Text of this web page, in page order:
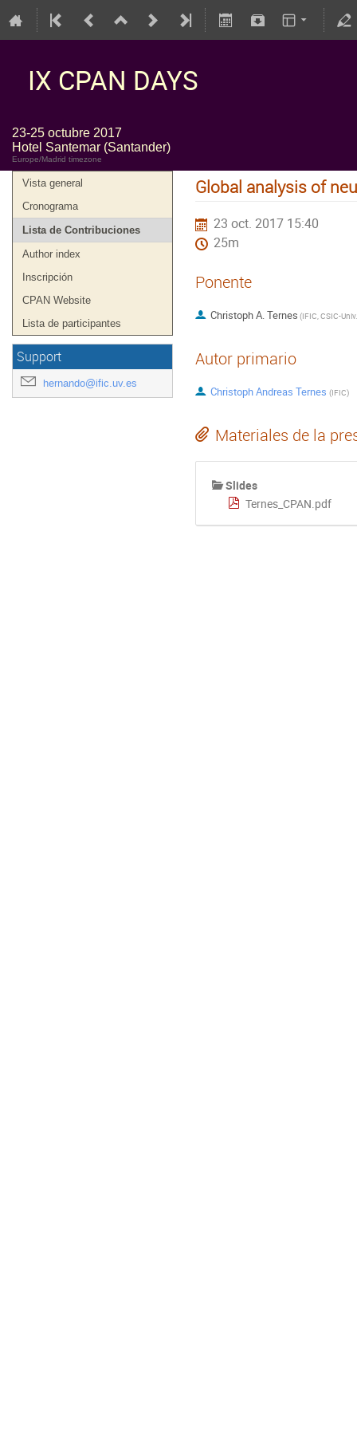
IX CPAN DAYS
23-25 octubre 2017
Hotel Santemar (Santander)
Europe/Madrid timezone
Vista general
Cronograma
Lista de Contribuciones
Author index
Inscripción
CPAN Website
Lista de participantes
Support
hernando@ific.uv.es
Global analysis of
23 oct. 2017 15:40
25m
Ponente
Christoph A. Ternes (
Autor primario
Christoph Andreas Ternes (IFIC)
Materiales de la
Slides
Ternes_CPAN.pdf